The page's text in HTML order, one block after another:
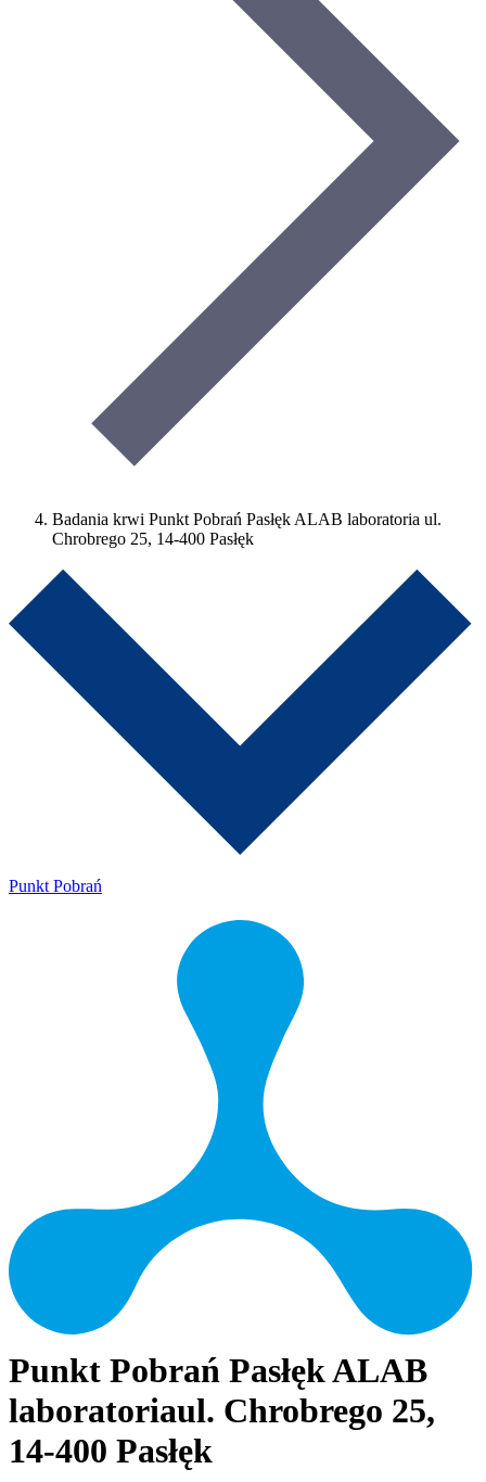
Badania krwi Punkt Pobrań Pasłęk ALAB laboratoria ul.
Chrobrego 25, 14-400 Pasłęk
Punkt Pobrań
Punkt Pobrań Pasłęk ALAB
laboratoriaul. Chrobrego 25,
14-400 Pasłęk